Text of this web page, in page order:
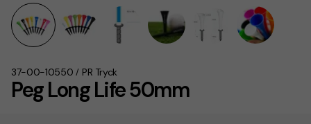
Peg Long Life 50mm
37-00-10550 / PR Tryck